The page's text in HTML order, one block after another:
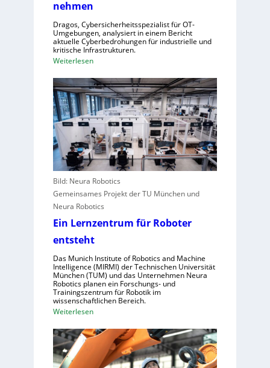
f
r
Z
e
t
r
a
l
e
u
r
o
p
a
e
r
n
,
S
c
h
w
a
c
h
s
t
e
l
l
n
s
c
h
n
e
l
l
e
nehmen
Dragos, Cybersicherheitsspezialist für OT-
Umgebungen, analysiert in einem Bericht
aktuelle Cyberbedrohungen für industrielle und
kritische Infrastrukturen.
Weiterlesen:
i
e
A
n
g
r
e
i
f
e
r
i
n
u
s
t
r
i
e
l
l
Bild: Neura Robotics
Gemeinsames Projekt der TU München und
Neura Robotics
Ein Lernzentrum für Roboter
entsteht
Das Munich Institute of Robotics and Machine
Intelligence (MIRMI) der Technischen Universität
München (TUM) und das Unternehmen Neura
Robotics planen ein Forschungs- und
Trainingszentrum für Robotik im
wissenschaftlichen Bereich.
Weiterlesen:
i